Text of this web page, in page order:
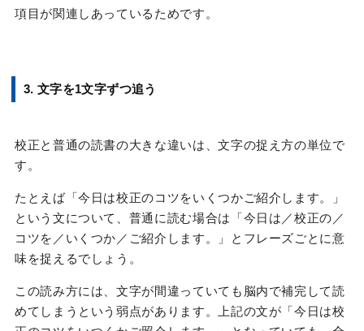
項目が関連しあっているためです。
3. 文字を1文字ずつ追う
校正と普通の読書の大きな違いは、文字の捉え方の単位で
す。
たとえば「今日は校正のコツをいくつかご紹介します。」
という文について、普通に読む場合は「今日は／校正の／
コツを／いくつか／ご紹介します。」とフレーズごとに意
味を捉えるでしょう。
この読み方には、文字が間違っていても脳内で補完して読
めてしまうという弱点があります。上記の文が「今日は校